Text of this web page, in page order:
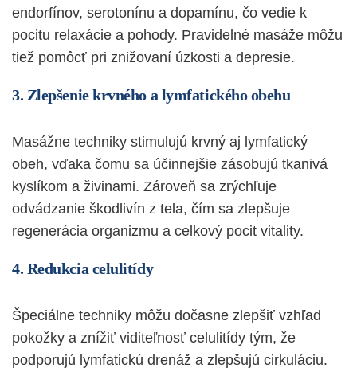
endorfínov, serotonínu a dopamínu, čo vedie k
pocitu relaxácie a pohody. Pravidelné masáže môžu
tiež pomôcť pri znižovaní úzkosti a depresie.
3. Zlepšenie krvného a lymfatického obehu
Masážne techniky stimulujú krvný aj lymfatický
obeh, vďaka čomu sa účinnejšie zásobujú tkanivá
kyslíkom a živinami. Zároveň sa zrýchľuje
odvádzanie škodlivín z tela, čím sa zlepšuje
regenerácia organizmu a celkový pocit vitality.
4. Redukcia celulitídy
Špeciálne techniky môžu dočasne zlepšiť vzhľad
pokožky a znížiť viditeľnosť celulitídy tým, že
podporujú lymfatickú drenáž a zlepšujú cirkuláciu.